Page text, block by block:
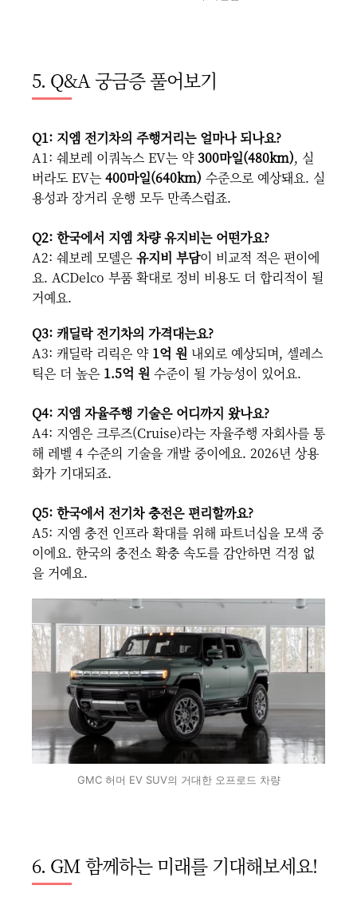
5. Q&A 궁금증 풀어보기
Q1: 지엠 전기차의 주행거리는 얼마나 되나요?
A1: 쉐보레 이쿼녹스 EV는 약300마일(480km), 실
버라도 EV는 400마일(640km) 수준으로 예상돼요. 실
용성과 장거리 운행 모두 만족스럽죠.
Q2: 한국에서 지엠 차량 유지비는 어떤가요?
A2: 쉐보레 모델은 유지비 부담이 비교적 적은 편이에
요. ACDelco 부품 확대로 정비 비용도 더 합리적이 될
거예요.
Q3: 캐딜락 전기차의 가격대는요?
A3: 캐딜락 리릭은 약 1억 원 내외로 예상되며, 셀레스
틱은 더 높은 1.5억 원 수준이 될 가능성이 있어요.
Q4: 지엠 자율주행 기술은 어디까지 왔나요?
A4: 지엠은 크루즈(Cruise)라는 자율주행 자회사를 통
해 레벨 4 수준의 기술을 개발 중이에요. 2026년 상용
화가 기대되죠.
Q5: 한국에서 전기차 충전은 편리할까요?
A5: 지엠 충전 인프라 확대를 위해 파트너십을 모색 중
이에요. 한국의 충전소 확충 속도를 감안하면 걱정 없
을 거예요.
GMC 허머 EV SUV의 거대한 오프로드 차량
6. GM 함께하는 미래를 기대해보세요!